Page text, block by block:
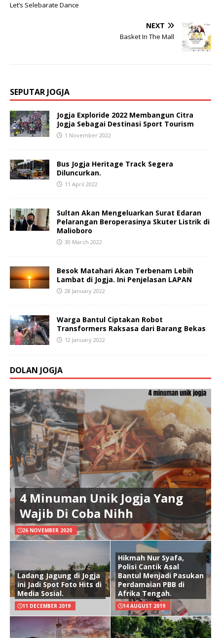
Let’s Selebarate Dance
NEXT
Basket In The Mall
SEPUTAR JOGJA
Jogja Exploride 2022 Membangun Citra
Jogja Sebagai Destinasi Sport Tourism
1 November 2022
Bus Jogja Heritage Track Segera
Diluncurkan.
11 April 2022
Sultan Akan Mengeluarkan Surat Edaran
Pelarangan Beroperasinya Skuter Listrik di
Malioboro
30 March 2022
Besok Matahari Akan Terbenam Lebih
Lambat di Jogja. Ini Penjelasan LAPAN
28 January 2022
Warga Bantul Ciptakan Robot
Transformers Raksasa dari Barang Bekas
12 January 2022
DOLAN JOGJA
4 Minuman Unik Jogja Yang
Wajib Di Coba Nihh
26 NOVEMBER 2020
Ladang Jagung di Jogja
ini Jadi Spot Foto Hits di
Media Sosial.
11 DECEMBER 2019
Hikmah Nur Syafa,
Polisi Cantik Asal
Bantul Menjadi Pasukan
Perdamaian PBB di
Afrika Tengah.
14 AUGUST 2019